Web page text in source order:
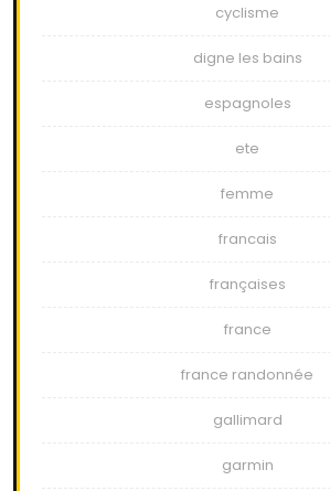
cyclisme
digne les bains
espagnoles
ete
femme
francais
françaises
france
france randonnée
gallimard
garmin